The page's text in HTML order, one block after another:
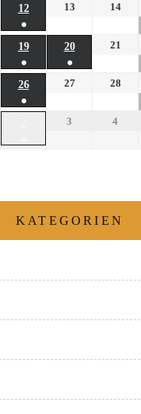
12
●
13 14
19
●
20
●
21
26
●
27 28
3 4
KATEGORIEN